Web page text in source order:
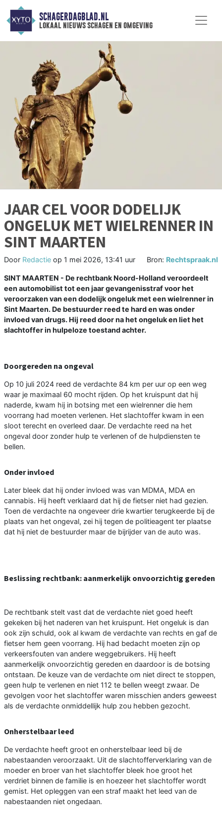
SCHAGERDAGBLAD.NL
lokaal nieuws schagen en omgeving
JAAR CEL VOOR DODELIJK
ONGELUK MET WIELRENNER IN
SINT MAARTEN
Door Redactie op 1 mei 2026, 13:41 uur Bron: Rechtspraak.nl
SINT MAARTEN - De rechtbank Noord-Holland veroordeelt
een automobilist tot een jaar gevangenisstraf voor het
veroorzaken van een dodelijk ongeluk met een wielrenner in
Sint Maarten. De bestuurder reed te hard en was onder
invloed van drugs. Hij reed door na het ongeluk en liet het
slachtoffer in hulpeloze toestand achter.
Doorgereden na ongeval
Op 10 juli 2024 reed de verdachte 84 km per uur op een weg
waar je maximaal 60 mocht rijden. Op het kruispunt dat hij
naderde, kwam hij in botsing met een wielrenner die hem
voorrang had moeten verlenen. Het slachtoffer kwam in een
sloot terecht en overleed daar. De verdachte reed na het
ongeval door zonder hulp te verlenen of de hulpdiensten te
bellen.
Onder invloed
Later bleek dat hij onder invloed was van MDMA, MDA en
cannabis. Hij heeft verklaard dat hij de fietser niet had gezien.
Toen de verdachte na ongeveer drie kwartier terugkeerde bij de
plaats van het ongeval, zei hij tegen de politieagent ter plaatse
dat hij niet de bestuurder maar de bijrijder van de auto was.
Beslissing rechtbank: aanmerkelijk onvoorzichtig gereden
De rechtbank stelt vast dat de verdachte niet goed heeft
gekeken bij het naderen van het kruispunt. Het ongeluk is dan
ook zijn schuld, ook al kwam de verdachte van rechts en gaf de
fietser hem geen voorrang. Hij had bedacht moeten zijn op
verkeersfouten van andere weggebruikers. Hij heeft
aanmerkelijk onvoorzichtig gereden en daardoor is de botsing
ontstaan. De keuze van de verdachte om niet direct te stoppen,
geen hulp te verlenen en niet 112 te bellen weegt zwaar. De
gevolgen voor het slachtoffer waren misschien anders geweest
als de verdachte onmiddellijk hulp zou hebben gezocht.
Onherstelbaar leed
De verdachte heeft groot en onherstelbaar leed bij de
nabestaanden veroorzaakt. Uit de slachtofferverklaring van de
moeder en broer van het slachtoffer bleek hoe groot het
verdriet binnen de familie is en hoezeer het slachtoffer wordt
gemist. Het opleggen van een straf maakt het leed van de
nabestaanden niet ongedaan.